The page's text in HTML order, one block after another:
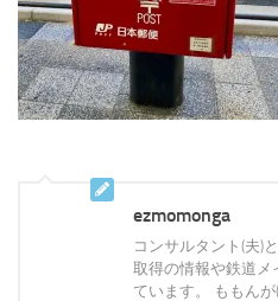
ezmomonga
コンサルタント(夫)
取得の情報や鉄道メ
ています。 ももん